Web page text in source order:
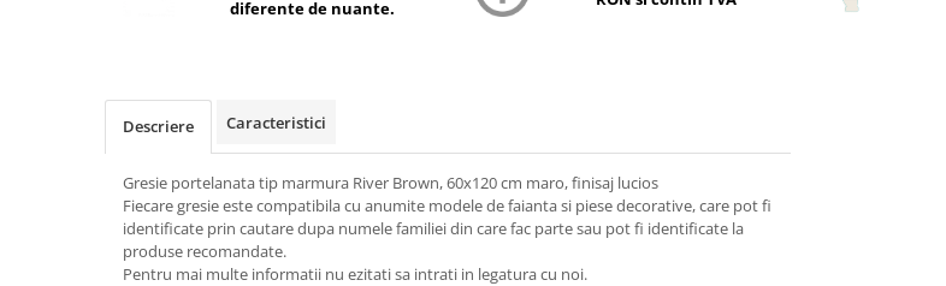
diferente de nuante.
Descriere Caracteristici
Gresie portelanata tip marmura River Brown, 60x120 cm maro, finisaj lucios
Fiecare gresie este compatibila cu anumite modele de faianta si piese decorative, care pot fi
identificate prin cautare dupa numele familiei din care fac parte sau pot fi identificate la
produse recomandate.
Pentru mai multe informatii nu ezitati sa intrati in legatura cu noi.